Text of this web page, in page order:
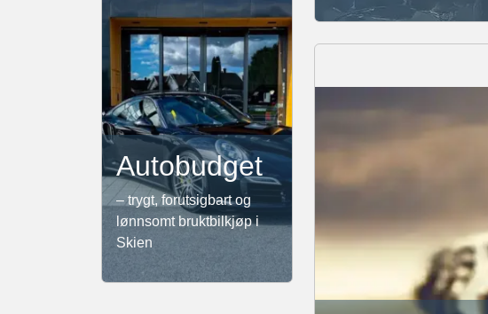
Autobudget
– trygt, forutsigbart og
lønnsomt bruktbilkjøp i
Skien